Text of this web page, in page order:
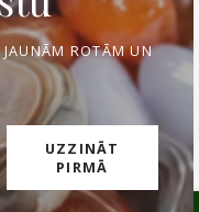
Atgriešana
un
Pielāgot